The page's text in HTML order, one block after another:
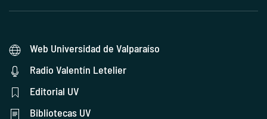
Web Universidad de Valparaíso
Radio Valentín Letelier
Editorial UV
Bibliotecas UV